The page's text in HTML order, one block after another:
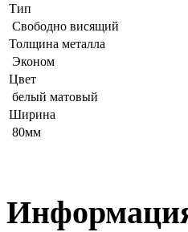
Тип
Свободно висящий
Толщина металла
Эконом
Цвет
белый матовый
Ширина
80мм